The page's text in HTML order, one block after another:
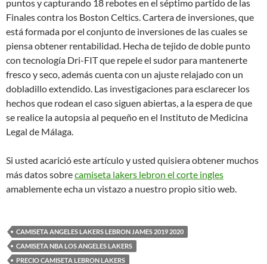
puntos y capturando 18 rebotes en el séptimo partido de las
Finales contra los Boston Celtics. Cartera de inversiones, que
está formada por el conjunto de inversiones de las cuales se
piensa obtener rentabilidad. Hecha de tejido de doble punto
con tecnología Dri-FIT que repele el sudor para mantenerte
fresco y seco, además cuenta con un ajuste relajado con un
dobladillo extendido. Las investigaciones para esclarecer los
hechos que rodean el caso siguen abiertas, a la espera de que
se realice la autopsia al pequeño en el Instituto de Medicina
Legal de Málaga.
Si usted acarició este artículo y usted quisiera obtener muchos
más datos sobrecamiseta lakers lebron el corte ingles
amablemente echa un vistazo a nuestro propio sitio web.
CAMISETA ANGELES LAKERS LEBRON JAMES 2019 2020
CAMISETA NBA LOS ANGELES LAKERS
PRECIO CAMISETA LEBRON LAKERS